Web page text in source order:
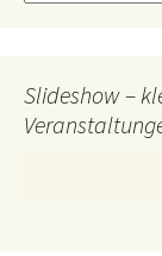
Slideshow –